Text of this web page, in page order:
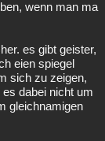
wenn man ma
es gibt geister,
eien spiegel
sich zu zeigen,
dabei nicht um
gleichnamigen